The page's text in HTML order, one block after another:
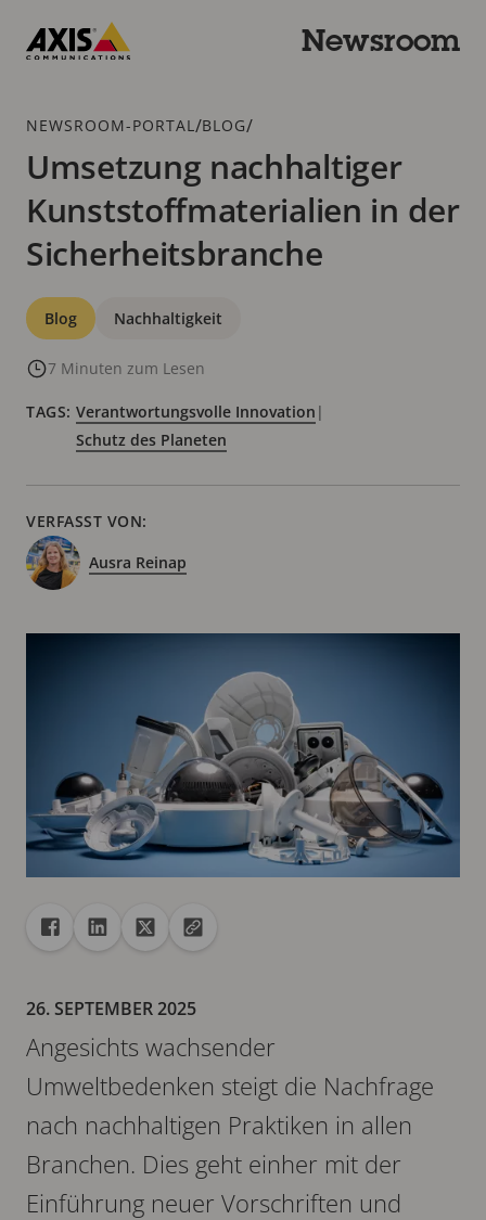
Hauptinhalt
springen
Newsroom
Breadcrumb
NEWSROOM-PORTAL /BLOG/
Umsetzung nachhaltiger
Kunststoffmaterialien in der
Sicherheitsbranche
Kategorien
Blog Nachhaltigkeit
7 Minuten zum Lesen
TAGS: Verantwortungsvolle Innovation |
Schutz des Planeten
VERFASST VON:
Ausra Reinap
Freigabe
Teilen auf Facebook
Teilen auf Linkedin
Teilen auf XURL in die Zwischenablage kopieren
26. SEPTEMBER 2025
Angesichts wachsender
Umweltbedenken steigt die Nachfrage
nach nachhaltigen Praktiken in allen
Branchen. Dies geht einher mit der
Einführung neuer Vorschriften und